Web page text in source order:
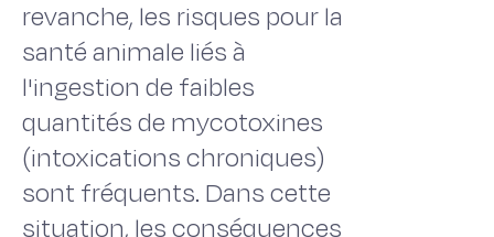
revanche, les risques pour la
santé animale liés à
l'ingestion de faibles
quantités de mycotoxines
(intoxications chroniques)
sont fréquents. Dans cette
situation, les conséquences